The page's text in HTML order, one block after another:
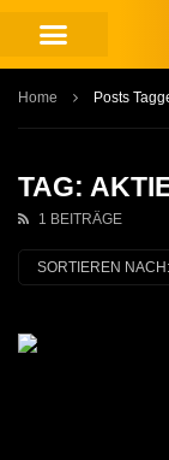
Home Posts
TAG:
1 BEITRÄGE
SORTIEREN NACH: